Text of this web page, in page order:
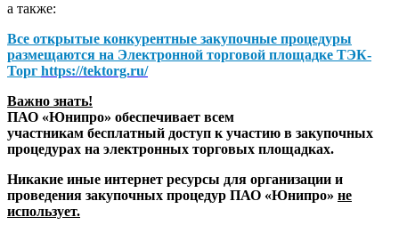
а также:
Все открытые конкурентные закупочные процедуры
размещаются на Электронной торговой площадке ТЭК-
Торг https://tektorg.ru/
Важно знать!
ПАО «Юнипро» обеспечивает всем
участникам бесплатный доступ к участию в закупочных
процедурах на электронных торговых площадках.
Никакие иные интернет ресурсы для организации и
проведения закупочных процедур ПАО «Юнипро» не
использует.